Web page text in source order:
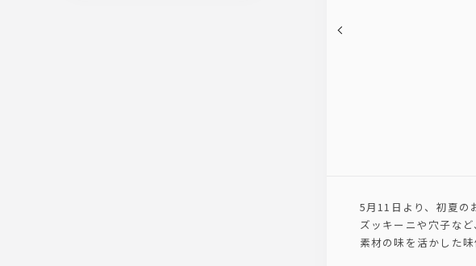
5月11日より、初夏の
ズッキーニや穴子な
素材の味を活かした